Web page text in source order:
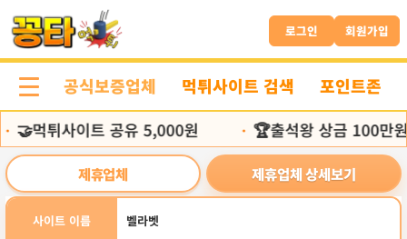
문
로
로그인 회원가입
공식보증업체 먹튀사이트 검색 포인트존
튀사이트 공유 5,000원 🏆출석왕 상금 100만원
제휴업체 제휴업체 상세보기
사이트 이름 벨라벳